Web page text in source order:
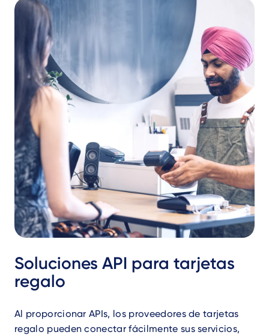
Soluciones API para tarjetas
regalo
Al proporcionar APIs, los proveedores de tarjetas
regalo pueden conectar fácilmente sus servicios,